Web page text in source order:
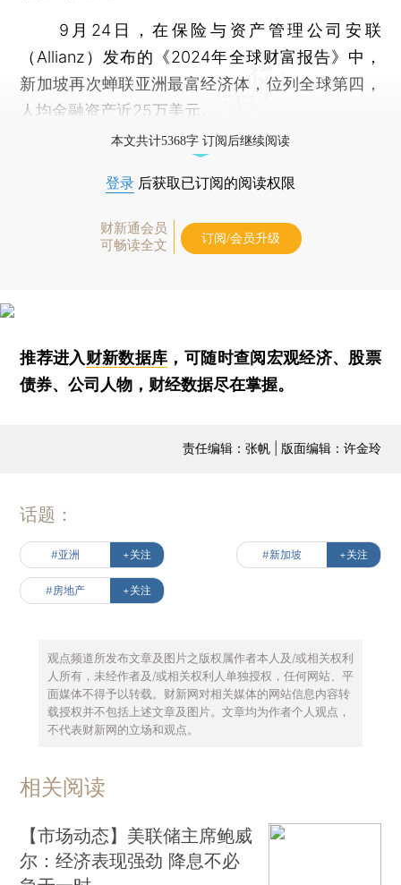
9月24日，在保险与资产管理公司安联
（Allianz）发布的《2024年全球财富报告》中，
新加坡再次蝉联亚洲最富经济体，位列全球第四，
人均金融资产近25万美元。
本文共计5368字 订阅后继续阅读
登录 后获取已订阅的阅读权限
财新通会员
可畅读全文
订阅/会员升级
推荐进入财新数据库 ，可随时查阅宏观经济、股票
债券、公司人物，财经数据尽在掌握。
责任编辑：张帆 | 版面编辑：许金玲
话题：
#亚洲 +关注 #新加坡 +关注
#房地产 +关注
观点频道所发布文章及图片之版权属作者本人及/或相关权利
人所有，未经作者及/或相关权利人单独授权，任何网站、平
面媒体不得予以转载。财新网对相关媒体的网站信息内容转
载授权并不包括上述文章及图片。文章均为作者个人观点，
不代表财新网的立场和观点。
相关阅读
【市场动态】美联储主席鲍威
尔：经济表现强劲 降息不必